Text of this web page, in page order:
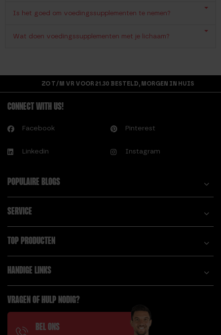
Is het goed om voedingssupplementen te nemen?
Wat doen voedingssupplementen met je lichaam?
ZO T/M VR VOOR 21.30 BESTELD, MORGEN IN HUIS
CONNECT WITH US!
Facebook Pinterest
Linkedin Instagram
POPULAIRE BLOGS
SERVICE
TOP PRODUCTEN
HANDIGE LINKS
VRAGEN OF HULP NODIG?
BEL ONS